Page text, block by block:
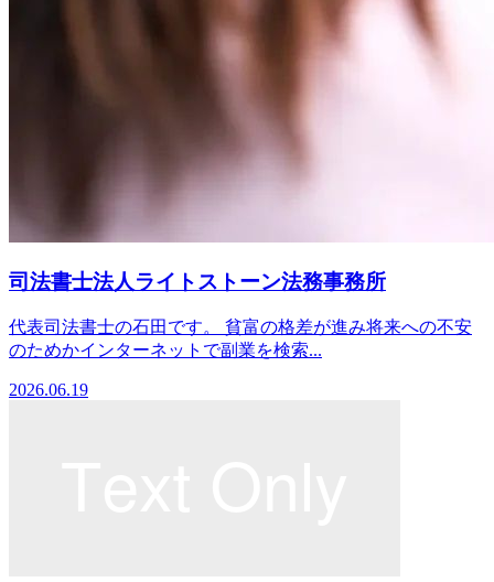
司法書士法人ライトストーン法務事務所
代表司法書士の石田です。 貧富の格差が進み将来への不安
のためかインターネットで副業を検索...
2026.06.19